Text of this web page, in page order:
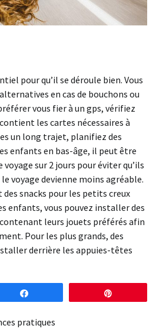
pour qu’il se déroule bien. Vous
en cas de bouchons ou
vous fier à un gps, vérifiez
les cartes nécessaires à
un long trajet, planifiez des
enfants en bas-âge, il peut être
sur 2 jours pour éviter qu’ils
voyage devienne moins agréable.
des snacks pour les petits creux
enfants, vous pouvez installer des
leurs jouets préférés afin
Pour les plus grands, des
derrière les appuies-têtes
pratiques